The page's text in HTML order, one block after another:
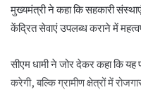
मुख्यमंत्री ने कहा कि सहकारी
केंद्रित सेवाएं उपलब्ध कराने में
सीएम धामी ने जोर देकर कहा कि
करेगी, बल्कि ग्रामीण क्षेत्रों में